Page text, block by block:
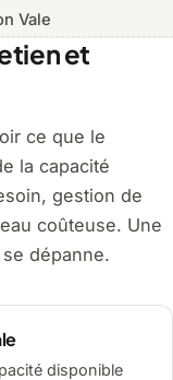
Vale
et
ce que le
la capacité
gestion de
coûteuse. Une
dépanne.
disponible